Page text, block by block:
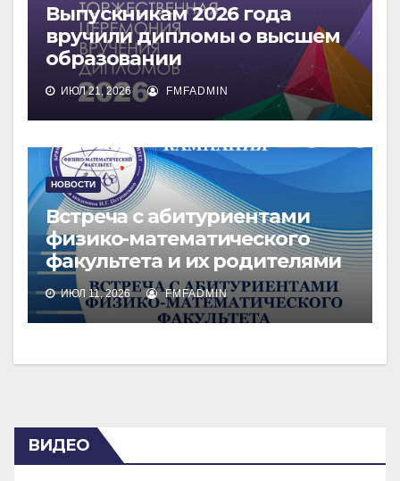
Выпускникам 2026 года
вручили дипломы о высшем
образовании
ИЮЛ 21, 2026 FMFADMIN
НОВОСТИ
Встреча с абитуриентами
физико-математического
факультета и их родителями
ИЮЛ 11, 2026 FMFADMIN
ВИДЕО